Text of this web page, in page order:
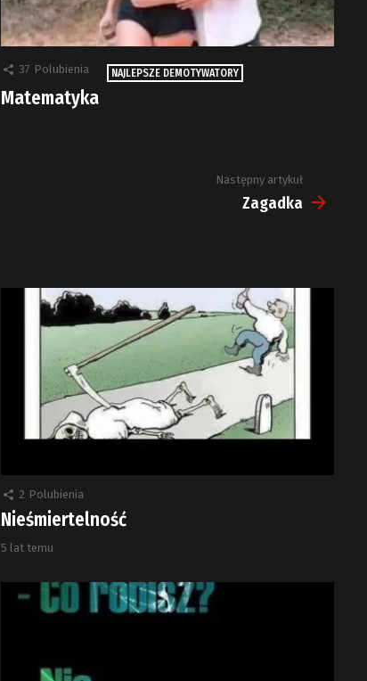
37 Polubienia NAJLEPSZE DEMOTYWATORY
Matematyka
Następny artykuł
Zagadka
2 Polubienia
Nieśmiertelność
5 lat temu